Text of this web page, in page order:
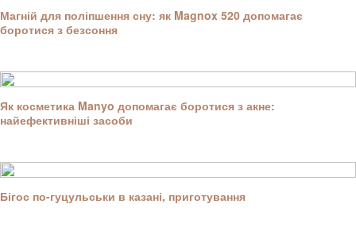
Магній для поліпшення сну: як Magnox 520 допомагає
боротися з безсоння
Як косметика Manyo допомагає боротися з акне:
найефективніші засоби
Бігос по-гуцульськи в казані, приготування